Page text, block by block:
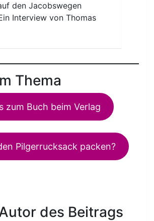
den Jacobswegen
Interview von Thomas
Thema
zum Buch beim Verlag
Pilgerrucksack packen?
des Beitrags